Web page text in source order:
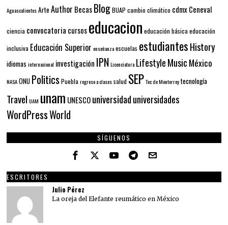
Aguascalientes ArteAuthor BecasBlogBUAP cambio climático cdmxCeneval
ciencia convocatoria cursoseducacion educación básicaeducación
inclusiva Educación Superior enseñanza escuelas estudiantesHistory
idiomas internacional investigación IPN Licenciatura LifestyleMusic México
NASA ONU Politics Puebla regreso a clases salud SEP Tec de Monterrey tecnología
Travel UAM unam UNESCOuniversidaduniversidades
WordPressWorld
SÍGUENOS
ESCRITORES
Julio Pérez
La oreja del Elefante reumático en México